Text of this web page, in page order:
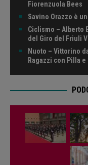
Fiorenzuola Bees
Savino Orazzo è
Ciclismo – Alberto
del Giro del Friuli
Nuoto – Vittorino
Ragazzi con Pilla e